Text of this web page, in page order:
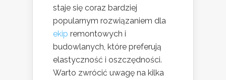
staje się coraz bardziej
popularnym rozwiązaniem dla
ekip remontowych i
budowlanych, które preferują
elastyczność i oszczędności.
Warto zwrócić uwagę na kilka